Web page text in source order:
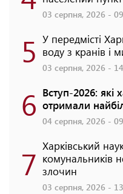
03 серпня, 2026 -
5 У передмісті
воду з кранів і
03 серпня, 2026 -
6 Вступ-2026: які
отримали
04 серпня, 2026 -
7 Харківський
комунальників
злочин
03 серпня, 2026 -